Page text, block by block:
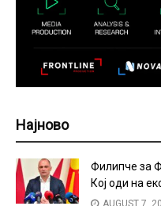
Најново
Филипче за
Кој оди на
AUGUST 7,